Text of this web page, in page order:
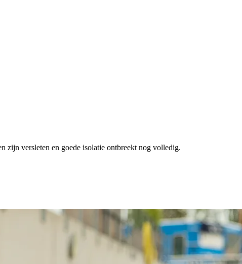
zijn versleten en goede isolatie ontbreekt nog volledig.